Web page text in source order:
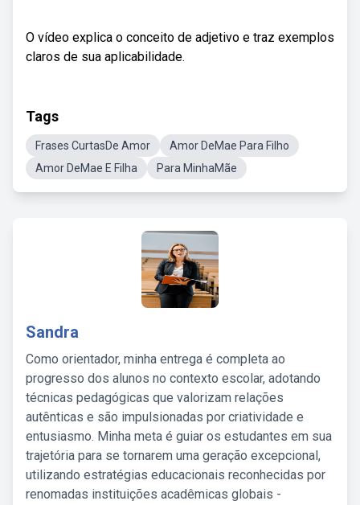
O vídeo explica o conceito de adjetivo e traz exemplos
claros de sua aplicabilidade.
Tags
Frases CurtasDe Amor
Amor DeMae Para Filho
Amor DeMae E Filha
Para MinhaMãe
Sandra
Como orientador, minha entrega é completa ao
progresso dos alunos no contexto escolar, adotando
técnicas pedagógicas que valorizam relações
autênticas e são impulsionadas por criatividade e
entusiasmo. Minha meta é guiar os estudantes em sua
trajetória para se tornarem uma geração excepcional,
utilizando estratégias educacionais reconhecidas por
renomadas instituições acadêmicas globais -